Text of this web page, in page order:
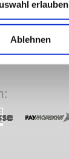
erlauben
Ablehnen